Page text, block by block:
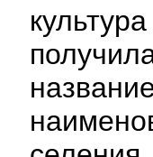
культура